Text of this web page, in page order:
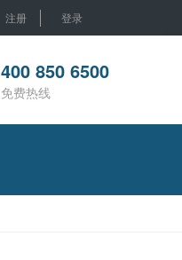
注册 登录
400 850 6500
免费热线